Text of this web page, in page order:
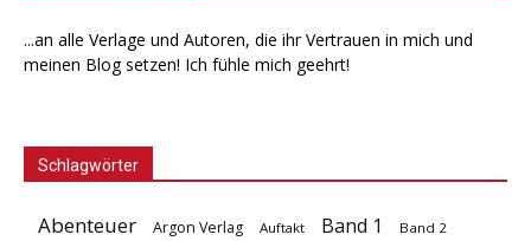
...an alle Verlage und Autoren, die ihr Vertrauen in mich und
meinen Blog setzen! Ich fühle mich geehrt!
Schlagwörter
Abenteuer Argon Verlag Auftakt Band 1 Band 2